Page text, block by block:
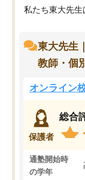
私たち東大先生
東大先生
教師・個
オンライン
保護者
総合
通塾開始時
の学年